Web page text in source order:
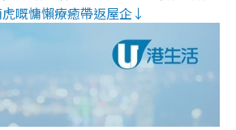
嘅慵懶療癒帶返屋企↓